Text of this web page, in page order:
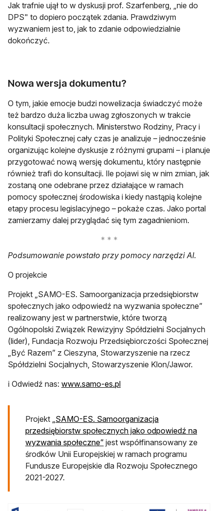
Jak trafnie ujął to w dyskusji prof. Szarfenberg, „nie do
DPS" to dopiero początek zdania. Prawdziwym
wyzwaniem jest to, jak to zdanie odpowiedzialnie
dokończyć.
Nowa wersja dokumentu?
O tym, jakie emocje budzi nowelizacja świadczyć może
też bardzo duża liczba uwag zgłoszonych w trakcie
konsultacji społecznych. Ministerstwo Rodziny, Pracy i
Polityki Społecznej cały czas je analizuje – jednocześnie
organizując kolejne dyskusje z różnymi grupami – i planuje
przygotować nową wersję dokumentu, który następnie
również trafi do konsultacji. Ile pojawi się w nim zmian, jak
zostaną one odebrane przez działające w ramach
pomocy społecznej środowiska i kiedy nastąpią kolejne
etapy procesu legislacyjnego – pokaże czas. Jako portal
zamierzamy dalej przyglądać się tym zagadnieniom.
Podsumowanie powstało przy pomocy narzędzi AI.
O projekcie
Projekt „SAMO-ES. Samoorganizacja przedsiębiorstw
społecznych jako odpowiedź na wyzwania społeczne”
realizowany jest w partnerstwie, które tworzą
Ogólnopolski Związek Rewizyjny Spółdzielni Socjalnych
(lider), Fundacja Rozwoju Przedsiębiorczości Społecznej
„Być Razem” z Cieszyna, Stowarzyszenie na rzecz
Spółdzielni Socjalnych, Stowarzyszenie Klon/Jawor.
ℹ️ Odwiedź nas: www.samo-es.plotwiera się w nowej karcie
Projekt „SAMO-ES. Samoorganizacja
przedsiębiorstw społecznych jako odpowiedź na
wyzwania społeczne”otwiera się w nowej karcie
jest współfinansowany ze
środków Unii Europejskiej w ramach programu
Fundusze Europejskie dla Rozwoju Społecznego
2021-2027.